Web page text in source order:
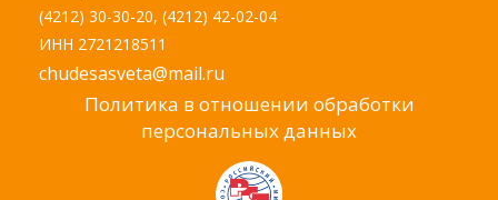
(4212) 30-30-20, (4212) 42-02-04
ИНН 2721218511
chudesasveta@mail.ru
Политика в отношении обработки
персональных данных